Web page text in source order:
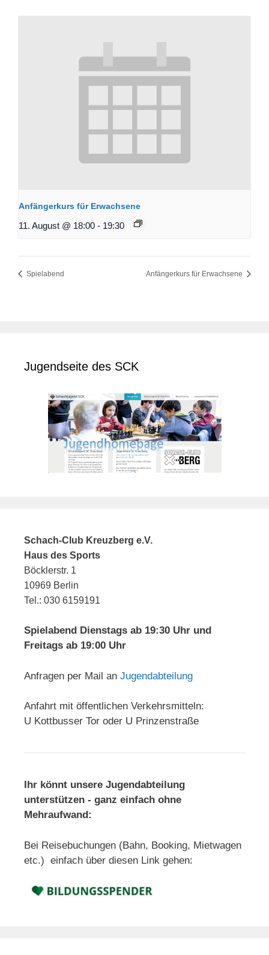
Anfängerkurs für Erwachsene
11. August @ 18:00 - 19:30
Spielabend Anfängerkurs für Erwachsene
Jugendseite des SCK
Schach-Club Kreuzberg e.V.
Haus des Sports
Böcklerstr. 1
10969 Berlin
Tel.: 030 6159191
Spielabend Dienstags ab 19:30 Uhr und
Freitags ab 19:00 Uhr
Anfragen per Mail an Jugendabteilung
Anfahrt mit öffentlichen Verkehrsmitteln:
U Kottbusser Tor oder U Prinzenstraße
Ihr könnt unsere Jugendabteilung
unterstützen - ganz einfach ohne
Mehraufwand:
Bei Reisebuchungen (Bahn, Booking, Mietwagen
etc.) einfach über diesen Link gehen: